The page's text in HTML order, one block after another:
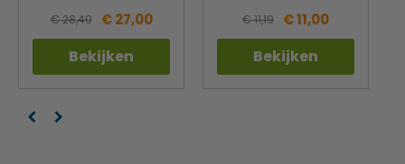
€ 28,49 € 27,00
Bekijken
€ 11,19 € 11,00
Bekijken